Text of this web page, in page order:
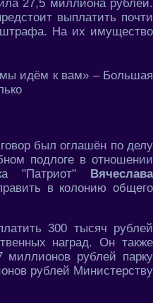
27,5 миллиона рублей.
выплатить почти
штрафа. На их имущество
был оглашён по делу
подлоге в отношении
"Патриот" Вячеслава
в колонию общего
300 тысяч рублей
наград. Он также
миллионов рублей парку
рублей Министерству